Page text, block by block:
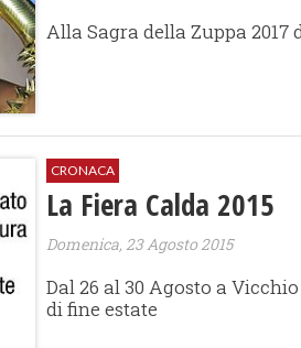
Alla Sagra della Zuppa 2017
CRONACA
La Fiera Calda 2015
Domenica, 23 Agosto 2015
Dal 26 al 30 Agosto a
di fine estate